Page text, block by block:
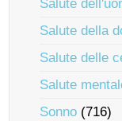
Salute
Salute della
Salute delle
Salute
Sonno (716)